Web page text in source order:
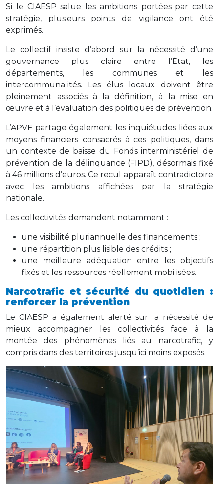
Si le CIAESP salue les ambitions portées par cette
stratégie, plusieurs points de vigilance ont été
exprimés.
Le collectif insiste d’abord sur la nécessité d’une
gouvernance plus claire entre l’État, les
départements, les communes et les
intercommunalités. Les élus locaux doivent être
pleinement associés à la définition, à la mise en
œuvre et à l’évaluation des politiques de prévention.
L’APVF partage également les inquiétudes liées aux
moyens financiers consacrés à ces politiques, dans
un contexte de baisse du Fonds interministériel de
prévention de la délinquance (FIPD), désormais fixé
à 46 millions d’euros. Ce recul apparaît contradictoire
avec les ambitions affichées par la stratégie
nationale.
Les collectivités demandent notamment :
une visibilité pluriannuelle des financements ;
une répartition plus lisible des crédits ;
une meilleure adéquation entre les objectifs
fixés et les ressources réellement mobilisées.
Narcotrafic et sécurité du quotidien :
renforcer la prévention
Le CIAESP a également alerté sur la nécessité de
mieux accompagner les collectivités face à la
montée des phénomènes liés au narcotrafic, y
compris dans des territoires jusqu’ici moins exposés.